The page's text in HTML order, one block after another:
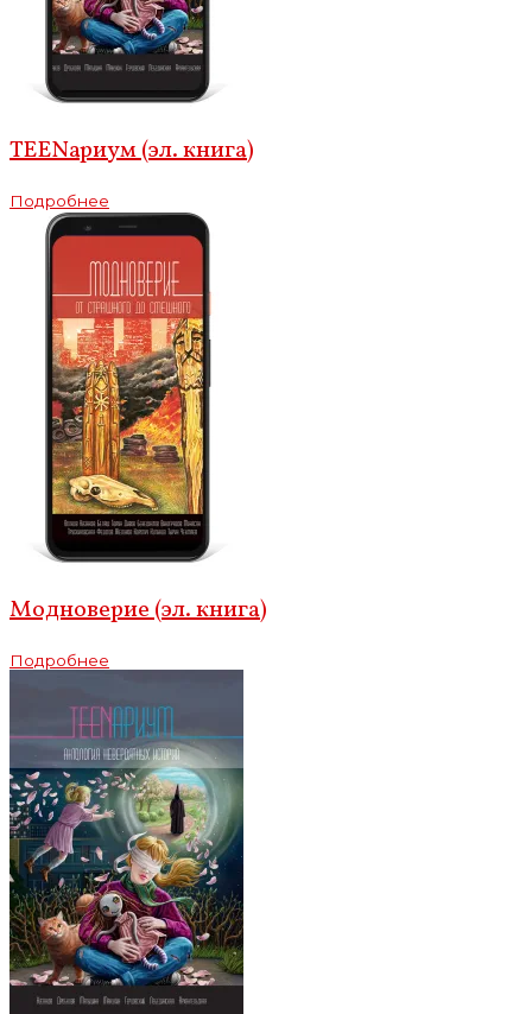
TEENариум (эл. книга)
Подробнее
Модноверие (эл. книга)
Подробнее